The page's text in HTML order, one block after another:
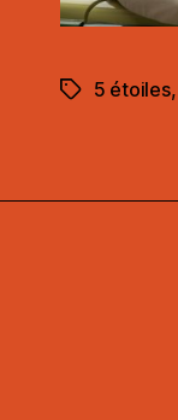
Étiquettes
5 étoiles,